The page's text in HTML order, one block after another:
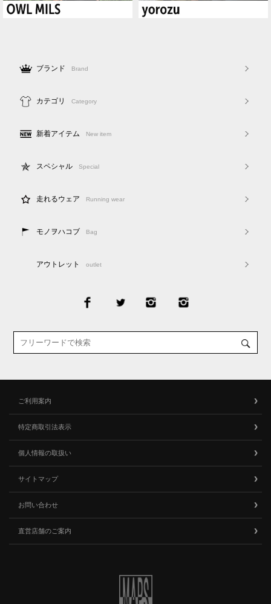
ブランド Brand
カテゴリ Category
新着アイテム New item
スペシャル Special
走れるウェア Running wear
モノヲハコブ Bag
アウトレット outlet
ご利用案内
特定商取引法表示
個人情報の取扱い
サイトマップ
お問い合わせ
直営店舗のご案内